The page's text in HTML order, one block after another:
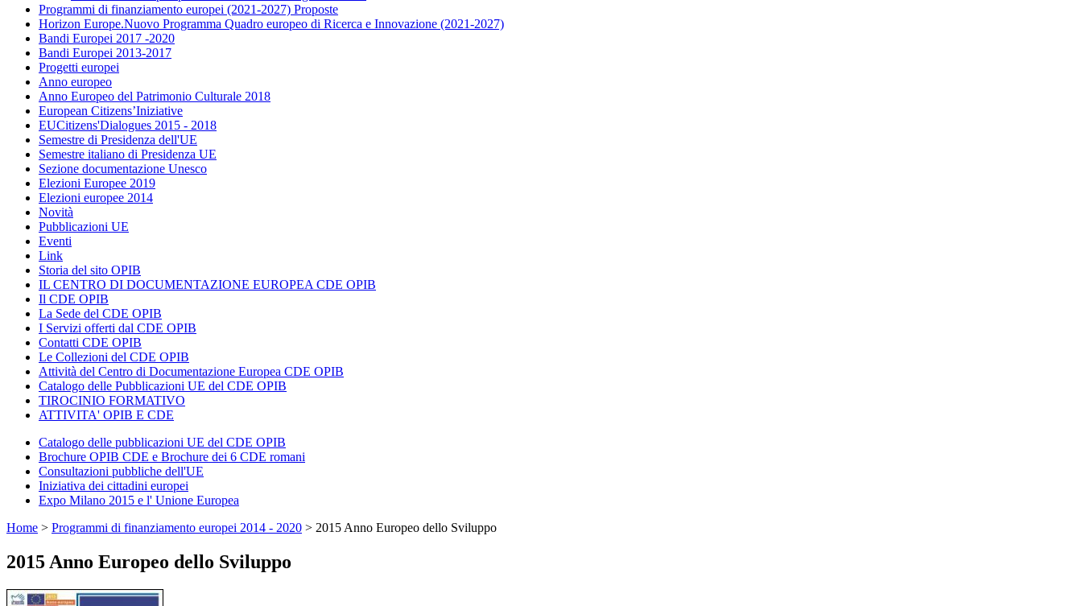
Programmi di finanziamento europei (2021-2027) Proposte
Horizon Europe.Nuovo Programma Quadro europeo di Ricerca e Innovazione (2021-2027)
Bandi Europei 2017 -2020
Bandi Europei 2013-2017
Progetti europei
Anno europeo
Anno Europeo del Patrimonio Culturale 2018
European Citizens’Iniziative
EUCitizens'Dialogues 2015 - 2018
Semestre di Presidenza dell'UE
Semestre italiano di Presidenza UE
Sezione documentazione Unesco
Elezioni Europee 2019
Elezioni europee 2014
Novità
Pubblicazioni UE
Eventi
Link
Storia del sito OPIB
IL CENTRO DI DOCUMENTAZIONE EUROPEA CDE OPIB
Il CDE OPIB
La Sede del CDE OPIB
I Servizi offerti dal CDE OPIB
Contatti CDE OPIB
Le Collezioni del CDE OPIB
Attività del Centro di Documentazione Europea CDE OPIB
Catalogo delle Pubblicazioni UE del CDE OPIB
TIROCINIO FORMATIVO
ATTIVITA' OPIB E CDE
Catalogo delle pubblicazioni UE del CDE OPIB
Brochure OPIB CDE e Brochure dei 6 CDE romani
Consultazioni pubbliche dell'UE
Iniziativa dei cittadini europei
Expo Milano 2015 e l' Unione Europea
Home > Programmi di finanziamento europei 2014 - 2020 > 2015 Anno Europeo dello Sviluppo
2015 Anno Europeo dello Sviluppo